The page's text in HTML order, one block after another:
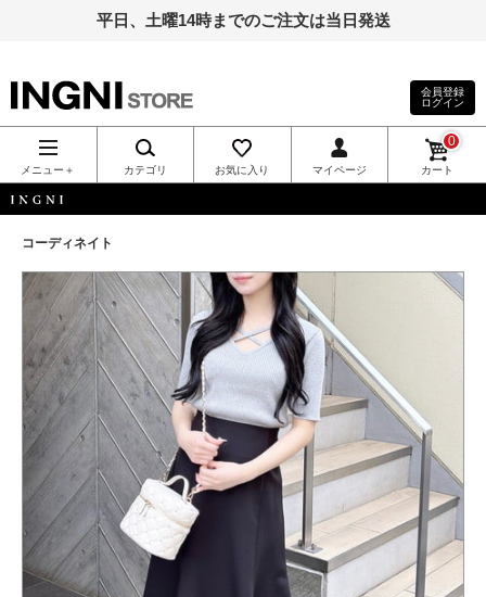
平日、土曜14時までのご注文は当日発送
INGNI（イン
グ）公式通
販｜INGNI
STORE
会員登録
ログイン
メニュー＋ カテゴリ お気に入り マイページ カート
0
コーディネイト